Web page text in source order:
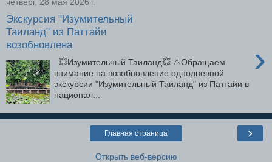
Экскурсия "Изумительный
Таиланд" из Паттайи
возобновлена
›
💥Изумительный Таиланд💥 ⚠️Обращаем
внимание на возобновление однодневной
экскурсии "Изумительный Таиланд" из Паттайи в
национал...
›
Главная страница
Открыть веб-версию